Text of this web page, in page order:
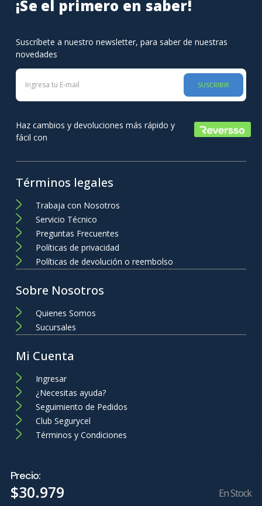
Precio:
$30.979 En Stock
¡Se el primero en saber!
Suscríbete a nuestro newsletter, para saber de nuestras
novedades
SUSCRIBIR
Haz cambios y devoluciones más rápido y
fácil con
Términos legales
Trabaja con Nosotros
Servicio Técnico
Preguntas Frecuentes
Políticas de privacidad
Políticas de devolución o reembolso
Sobre Nosotros
Quienes Somos
Sucursales
Mi Cuenta
Ingresar
¿Necesitas ayuda?
Seguimiento de Pedidos
Club Segurycel
Términos y Condiciones